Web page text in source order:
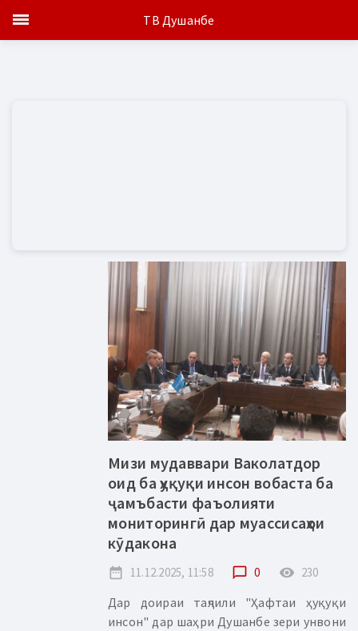
Мизи мудаввари Ваколатдор
оид ба ҳуқуқи инсон вобаста ба
ҷамъбасти фаъолияти
мониторингӣ дар муассисаҳои
кӯдакона
date_range 11.12.2025, 11:58 chat_bubble_outline 0 remove_red_eye 230
Дар доираи таҷлили "Ҳафтаи ҳуқуқи
инсон" дар шаҳри Душанбе зери унвони
ТВ Душанбе